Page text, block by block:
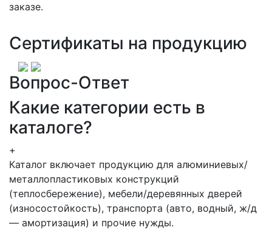
заказе.
Сертификаты на продукцию
Вопрос-Ответ
Какие категории есть в
каталоге?
+
Каталог включает продукцию для алюминиевых/
металлопластиковых конструкций
(теплосбережение), мебели/деревянных дверей
(износостойкость), транспорта (авто, водный, ж/д
— амортизация) и прочие нужды.